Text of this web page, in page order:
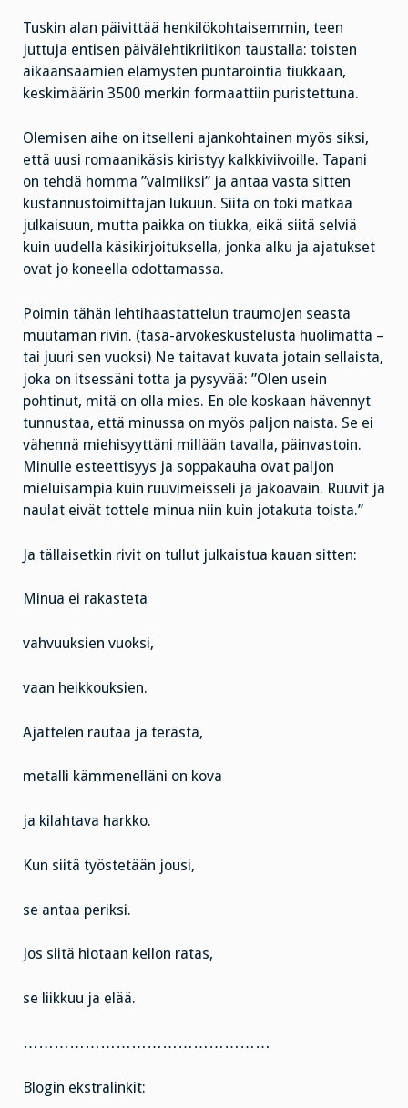
Tuskin alan päivittää henkilökohtaisemmin, teen
juttuja entisen päivälehtikriitikon taustalla: toisten
aikaansaamien elämysten puntarointia tiukkaan,
keskimäärin 3500 merkin formaattiin puristettuna.
Olemisen aihe on itselleni ajankohtainen myös siksi,
että uusi romaanikäsis kiristyy kalkkiviivoille. Tapani
on tehdä homma ”valmiiksi” ja antaa vasta sitten
kustannustoimittajan lukuun. Siitä on toki matkaa
julkaisuun, mutta paikka on tiukka, eikä siitä selviä
kuin uudella käsikirjoituksella, jonka alku ja ajatukset
ovat jo koneella odottamassa.
Poimin tähän lehtihaastattelun traumojen seasta
muutaman rivin. (tasa-arvokeskustelusta huolimatta –
tai juuri sen vuoksi) Ne taitavat kuvata jotain sellaista,
joka on itsessäni totta ja pysyvää: ”Olen usein
pohtinut, mitä on olla mies. En ole koskaan hävennyt
tunnustaa, että minussa on myös paljon naista. Se ei
vähennä miehisyyttäni millään tavalla, päinvastoin.
Minulle esteettisyys ja soppakauha ovat paljon
mieluisampia kuin ruuvimeisseli ja jakoavain. Ruuvit ja
naulat eivät tottele minua niin kuin jotakuta toista.”
Ja tällaisetkin rivit on tullut julkaistua kauan sitten:
Minua ei rakasteta
vahvuuksien vuoksi,
vaan heikkouksien.
Ajattelen rautaa ja terästä,
metalli kämmenelläni on kova
ja kilahtava harkko.
Kun siitä työstetään jousi,
se antaa periksi.
Jos siitä hiotaan kellon ratas,
se liikkuu ja elää.
…………………………………………
Blogin ekstralinkit: